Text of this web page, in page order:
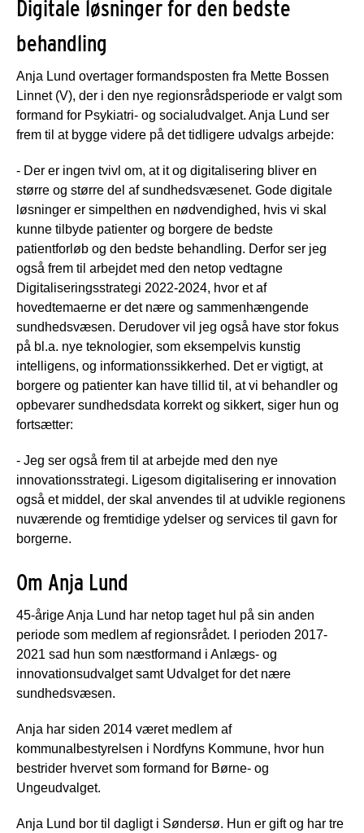
Digitale løsninger for den bedste
behandling
Anja Lund overtager formandsposten fra Mette Bossen
Linnet (V), der i den nye regionsrådsperiode er valgt som
formand for Psykiatri- og socialudvalget. Anja Lund ser
frem til at bygge videre på det tidligere udvalgs arbejde:
- Der er ingen tvivl om, at it og digitalisering bliver en
større og større del af sundhedsvæsenet. Gode digitale
løsninger er simpelthen en nødvendighed, hvis vi skal
kunne tilbyde patienter og borgere de bedste
patientforløb og den bedste behandling. Derfor ser jeg
også frem til arbejdet med den netop vedtagne
Digitaliseringsstrategi 2022-2024, hvor et af
hovedtemaerne er det nære og sammenhængende
sundhedsvæsen. Derudover vil jeg også have stor fokus
på bl.a. nye teknologier, som eksempelvis kunstig
intelligens, og informationssikkerhed. Det er vigtigt, at
borgere og patienter kan have tillid til, at vi behandler og
opbevarer sundhedsdata korrekt og sikkert, siger hun og
fortsætter:
- Jeg ser også frem til at arbejde med den nye
innovationsstrategi. Ligesom digitalisering er innovation
også et middel, der skal anvendes til at udvikle regionens
nuværende og fremtidige ydelser og services til gavn for
borgerne.
Om Anja Lund
45-årige Anja Lund har netop taget hul på sin anden
periode som medlem af regionsrådet. I perioden 2017-
2021 sad hun som næstformand i Anlægs- og
innovationsudvalget samt Udvalget for det nære
sundhedsvæsen.
Anja har siden 2014 været medlem af
kommunalbestyrelsen i Nordfyns Kommune, hvor hun
bestrider hvervet som formand for Børne- og
Ungeudvalget.
Anja Lund bor til dagligt i Søndersø. Hun er gift og har tre